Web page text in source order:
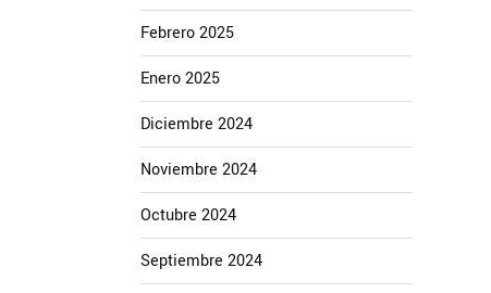
Febrero 2025
Enero 2025
Diciembre 2024
Noviembre 2024
Octubre 2024
Septiembre 2024